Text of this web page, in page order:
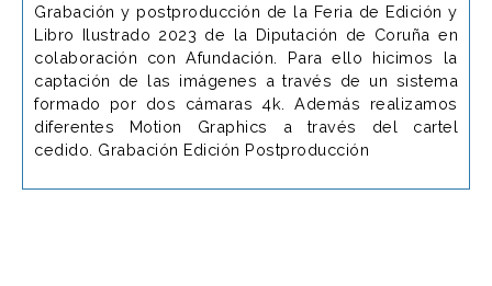
Grabación y postproducción de la Feria de Edición y
Libro Ilustrado 2023 de la Diputación de Coruña en
colaboración con Afundación. Para ello hicimos la
captación de las imágenes a través de un sistema
formado por dos cámaras 4k. Además realizamos
diferentes Motion Graphics a través del cartel
cedido. Grabación Edición Postproducción